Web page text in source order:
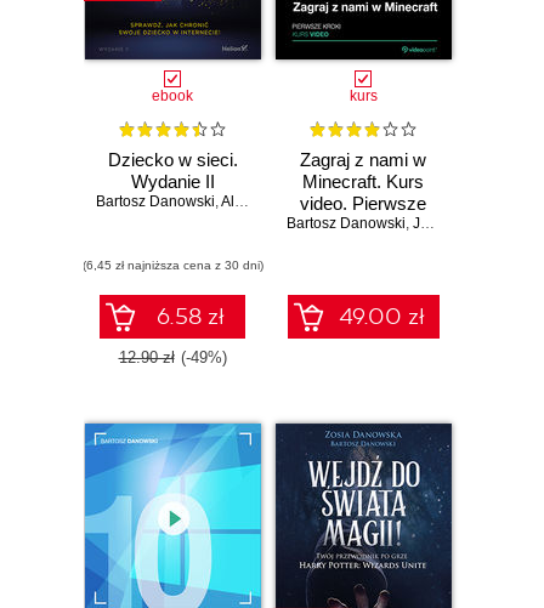
ebook
Dziecko w sieci.
Wydanie II
Bartosz Danowski,Alicja Krupińska
(6,45 zł najniższa cena z 30 dni)
6.58 zł
12.90 zł (-49%)
kurs
Zagraj z nami w
Minecraft. Kurs
video. Pierwsze
kroki
Bartosz Danowski, Jakub Danowski
49.00 zł